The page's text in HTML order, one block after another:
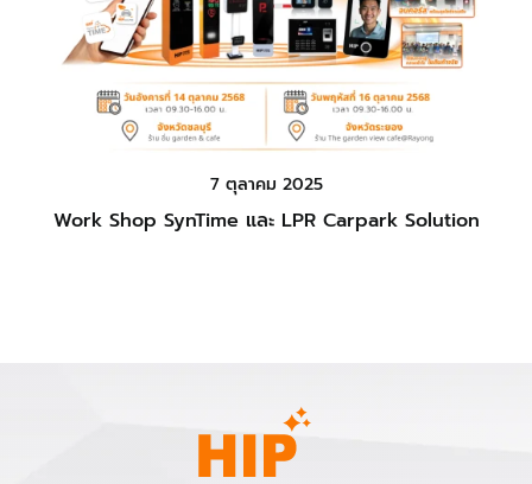
7 ตุลาคม 2025
Work Shop SynTime และ LPR Carpark Solution